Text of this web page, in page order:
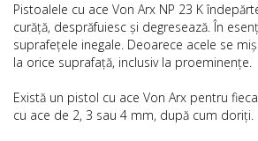
Pistoalele cu ace Von Arx NP 23 K
curăță, desprăfuiesc și degresează. În
suprafețele inegale. Deoarece acele se
la orice suprafață, inclusiv la proeminențe.
Există un pistol cu ace Von Arx pentru
cu ace de 2, 3 sau 4 mm, după cum doriți.